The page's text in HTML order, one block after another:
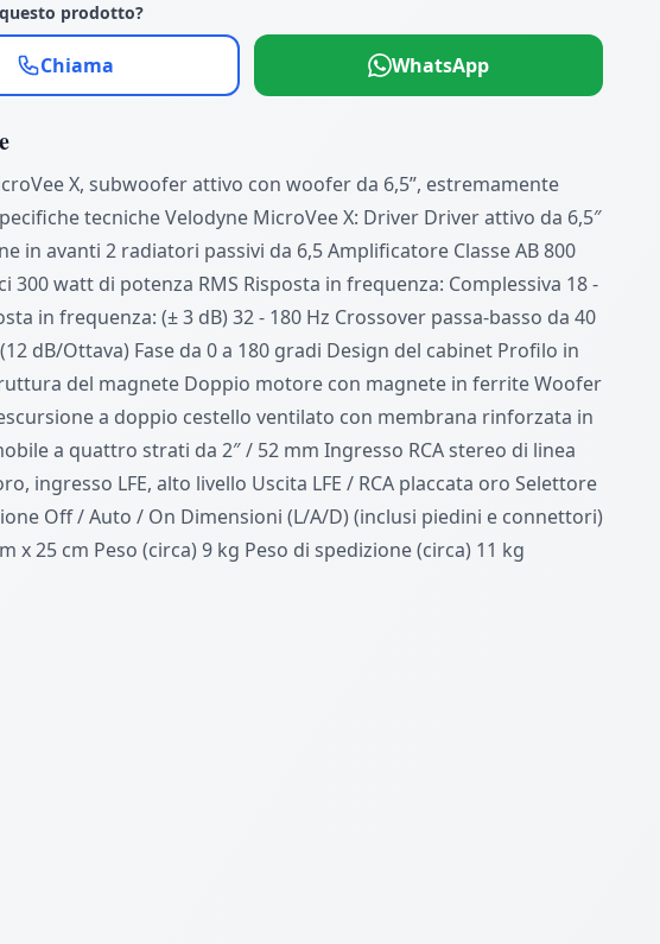
prodotto?
Chiama WhatsApp
X, subwoofer attivo con woofer da 6,5”, estremamente
tecniche Velodyne MicroVee X: Driver Driver attivo da 6,5″
in avanti 2 radiatori passivi da 6,5 Amplificatore Classe AB 800
300 watt di potenza RMS Risposta in frequenza: Complessiva 18 -
in frequenza: (± 3 dB) 32 - 180 Hz Crossover passa-basso da 40
dB/Ottava) Fase da 0 a 180 gradi Design del cabinet Profilo in
del magnete Doppio motore con magnete in ferrite Woofer
a doppio cestello ventilato con membrana rinforzata in
a quattro strati da 2″ / 52 mm Ingresso RCA stereo di linea
ingresso LFE, alto livello Uscita LFE / RCA placcata oro Selettore
Off / Auto / On Dimensioni (L/A/D) (inclusi piedini e connettori)
x 25 cm Peso (circa) 9 kg Peso di spedizione (circa) 11 kg